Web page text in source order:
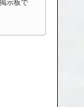
示板で